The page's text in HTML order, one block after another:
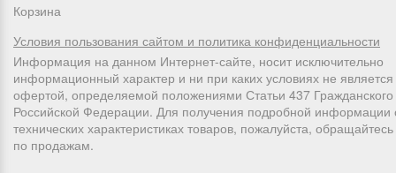
Корзина
Условия пользования сайтом и политика конфиденциальности
Информация на данном Интернет-сайте, носит исключительно
информационный характер и ни при каких условиях не
офертой, определяемой положениями Статьи 437 Гражданского
Российской Федерации. Для получения подробной информации
технических характеристиках товаров, пожалуйста,
по продажам.